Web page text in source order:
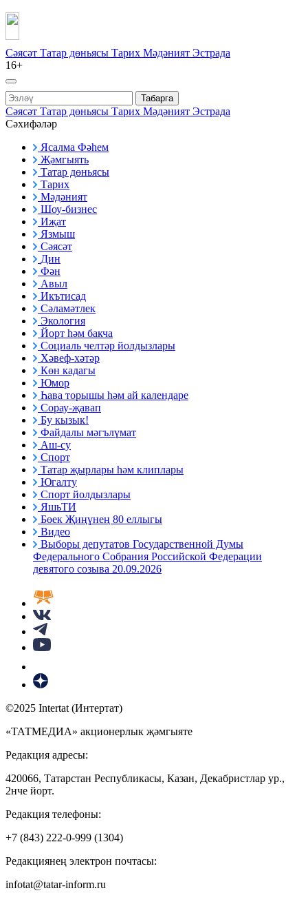
Сәясәт Татар дөньясы Тарих Мәдәният Эстрада
16+
Табарга
Сәясәт Татар дөньясы Тарих Мәдәният Эстрада
Сәхифәләр
Ясалма Фәһем
Җәмгыять
Татар дөньясы
Тарих
Мәдәният
Шоу-бизнес
Иҗат
Язмыш
Сәясәт
Дин
Фән
Авыл
Икътисад
Сәламәтлек
Экология
Йорт һәм бакча
Социаль челтәр йолдызлары
Хәвеф-хәтәр
Көн кадагы
Юмор
Һава торышы һәм ай календаре
Сорау-җавап
Бу кызык!
Файдалы мәгълүмат
Аш-су
Спорт
Татар җырлары һәм клиплары
Югалту
Спорт йолдызлары
ЯшьТИ
Бөек Җиңүнең 80 еллыгы
Видео
Выборы депутатов Государственной Думы
Федерального Собрания Российской Федерации
девятого созыва 20.09.2026
©2025 Intertat (Интертат)
«ТАТМЕДИА» акционерлык җәмгыяте
Редакция адресы:
420066, Татарстан Республикасы, Казан, Декабристлар ур.,
2нче йорт.
Редакция телефоны:
+7 (843) 222-0-999 (1304)
Редакциянең электрон почтасы:
infotat@tatar-inform.ru